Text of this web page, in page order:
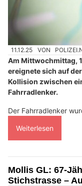
11.12.25 VON
Am Mittwochmittag,
ereignete sich auf
Kollision zwischen
Fahrradlenker.
Der Fahrradlenker
Weiterlesen
Mollis GL: 67-
Stichstrasse –